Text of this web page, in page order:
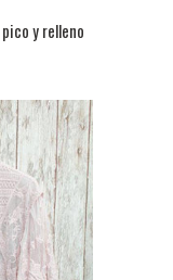
y relleno